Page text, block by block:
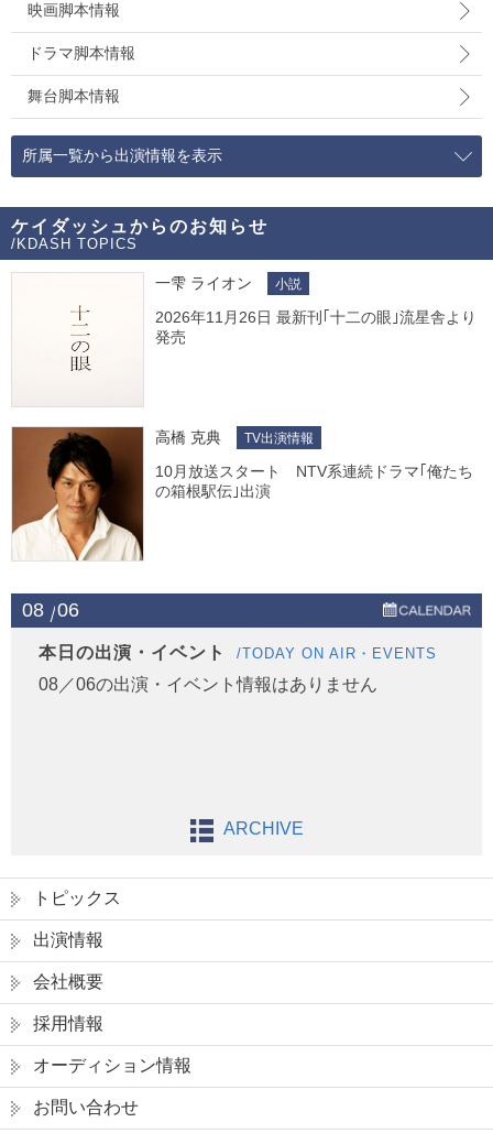
映画脚本情報
ドラマ脚本情報
舞台脚本情報
所属一覧から出演情報を表示
ケイダッシュからのお知らせ
/KDASH TOPICS
一雫 ライオン 小説
2026年11月26日 最新刊｢十二の眼｣流星舎より
発売
高橋 克典 TV出演情報
10月放送スタート NTV系連続ドラマ｢俺たち
の箱根駅伝｣出演
08 06
本日の出演・イベント /TODAY ON AIR・EVENTS
08／06の出演・イベント情報はありません
ARCHIVE
トピックス
出演情報
会社概要
採用情報
オーディション情報
お問い合わせ